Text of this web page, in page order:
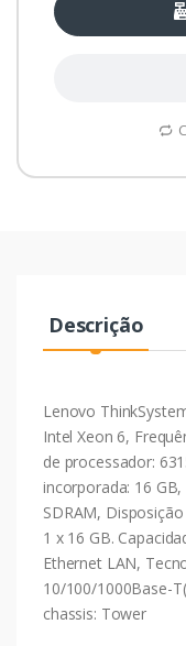
Descrição
Lenovo
Intel Xeon 6,
de processador:
incorporada: 16
SDRAM,
1 x 16 GB.
Ethernet LAN,
10/100/1000Base-
chassis: Tower